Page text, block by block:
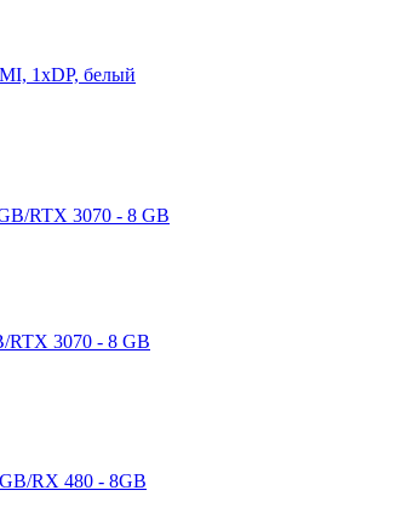
1хDP, белый
RTX 3070 - 8 GB